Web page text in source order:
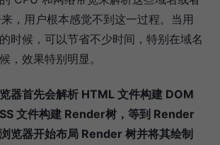
，用户根本感觉不到这一过程。当用
时候，可以节省不少时间，特别在域名
，效果特别明显。
器首先会解析 HTML 文件构建 DOM
文件构建 Render树，等到 Render
览器开始布局 Render 树并将其绘制